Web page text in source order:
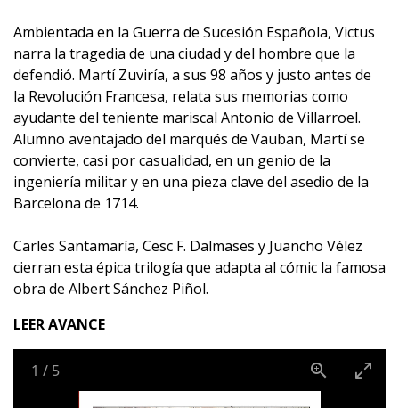
Ambientada en la Guerra de Sucesión Española, Victus
narra la tragedia de una ciudad y del hombre que la
defendió. Martí Zuviría, a sus 98 años y justo antes de
la Revolución Francesa, relata sus memorias como
ayudante del teniente mariscal Antonio de Villarroel.
Alumno aventajado del marqués de Vauban, Martí se
convierte, casi por casualidad, en un genio de la
ingeniería militar y en una pieza clave del asedio de la
Barcelona de 1714.
Carles Santamaría, Cesc F. Dalmases y Juancho Vélez
cierran esta épica trilogía que adapta al cómic la famosa
obra de Albert Sánchez Piñol.
LEER AVANCE
1 / 5